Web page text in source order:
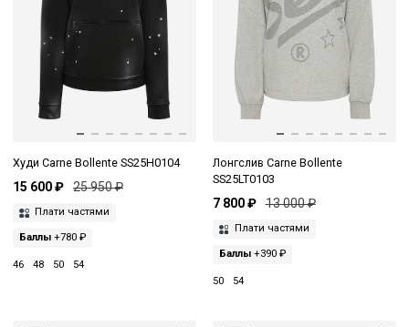
Худи Carne Bollente SS25H0104
15 600 ₽ 25 950 ₽
Плати частями
Баллы +780 ₽
46 48 50 54
Лонгслив Carne Bollente
SS25LT0103
7 800 ₽ 13 000 ₽
Плати частями
Баллы+390 ₽
50 54